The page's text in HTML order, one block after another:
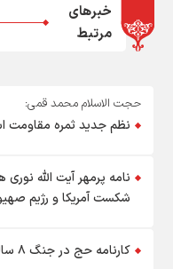
خبرهای
مرتبط
حجت الاسلام محمد قمی:
نظم جدید ثمره مقاومت
نامه پرمهر آیت الله نوری
شکست آمریکا و رژیم
کارنامه حج در جنگ ۸ ساله؛ حج ۱۴۰۵ چه می‌شود؟